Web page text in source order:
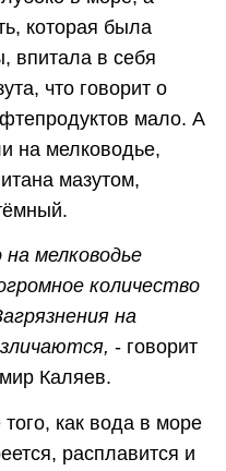
которая была
впитала в себя
что говорит о
мало. А
на мелководье,
мазутом,
мелководье
количество
на
- говорит
Каляев.
как вода в море
расплавится и